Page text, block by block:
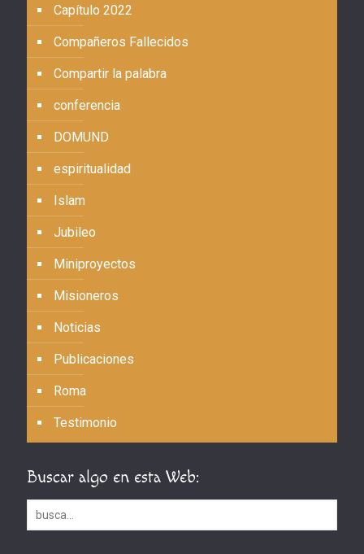
Capítulo 2022
Compañeros Fallecidos
Compartir la palabra
conferencia
DOMUND
espiritualidad
Islam
Jubileo
Miniproyectos
Misioneros
Noticias
Publicaciones
Roma
Testimonio
Buscar algo en esta Web: